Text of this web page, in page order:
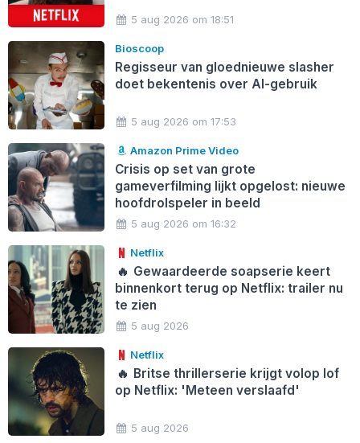
5 aug 2026 om 18:51
Bioscoop
Regisseur van gloednieuwe slasher
doet bekentenis over AI-gebruik
5 aug 2026 om 17:53
Amazon Prime Video
Crisis op set van grote
gameverfilming lijkt opgelost: nieuwe
hoofdrolspeler in beeld
5 aug 2026 om 16:32
Netflix
🔥 Gewaardeerde soapserie keert
binnenkort terug op Netflix: trailer nu
te zien
5 aug 2026
Netflix
🔥 Britse thrillerserie krijgt volop lof
op Netflix: 'Meteen verslaafd'
5 aug 2026